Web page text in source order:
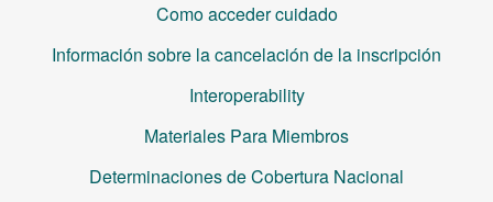
Como acceder cuidado
Información sobre la cancelación de la inscripción
Interoperability
Materiales Para Miembros
Determinaciones de Cobertura Nacional